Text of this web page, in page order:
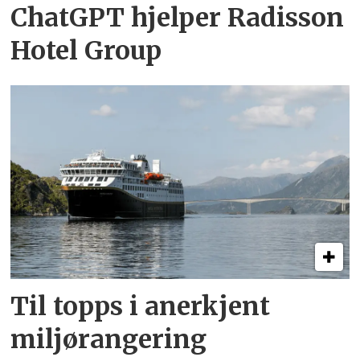
ChatGPT hjelper Radisson
Hotel Group
Til topps i anerkjent
miljørangering